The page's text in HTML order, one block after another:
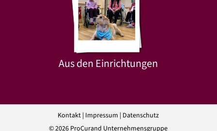
Aus den Einrichtungen
Kontakt | Impressum | Datenschutz
© 2026 ProCurand Unternehmensgruppe